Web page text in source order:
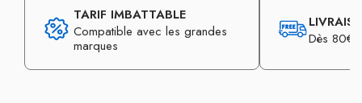
TARIF IMBATTABLE
Compatible avec les grandes
marques
Dès 80€